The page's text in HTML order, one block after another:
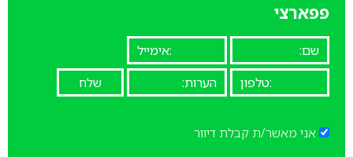
פפארצי
אני מאשר/ת קבלת דיוור